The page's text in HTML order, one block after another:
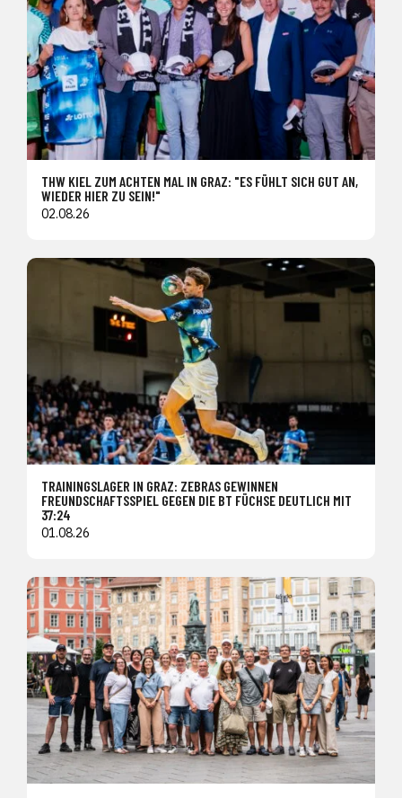
THW KIEL ZUM ACHTEN MAL IN GRAZ: "ES FÜHLT SICH GUT AN,
WIEDER HIER ZU SEIN!"
02.08.26
TRAININGSLAGER IN GRAZ: ZEBRAS GEWINNEN
FREUNDSCHAFTSSPIEL GEGEN DIE BT FÜCHSE DEUTLICH MIT
37:24
01.08.26